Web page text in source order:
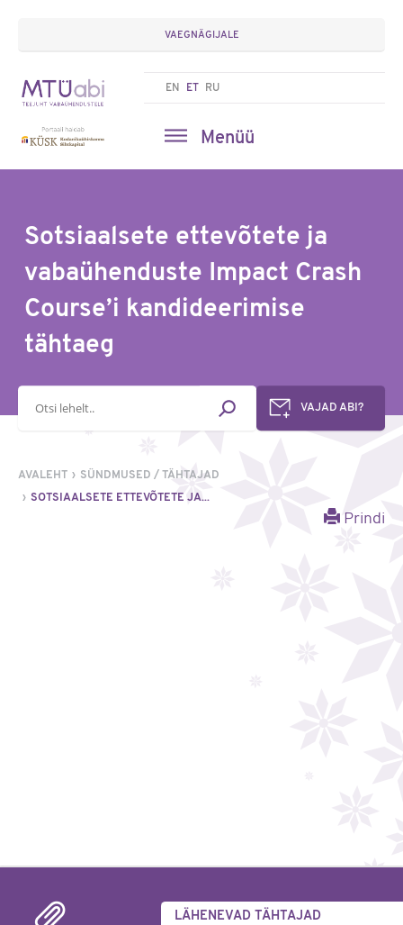
VAEGNÄGIJALE
EN ET RU
Menüü
Sotsiaalsete ettevõtete ja
vabaühenduste Impact Crash
Course’i kandideerimise
tähtaeg
Otsisõna
VAJAD ABI?
AVALEHT SÜNDMUSED / TÄHTAJAD
SOTSIAALSETE ETTEVÕTETE JA...
Prindi
LÄHENEVAD TÄHTAJAD